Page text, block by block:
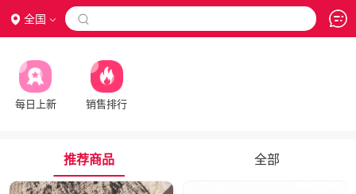
全国 
每日上新 销售排行
推荐商品 全部